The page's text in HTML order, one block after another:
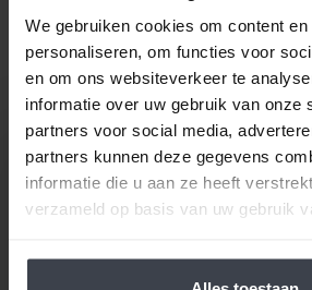
We gebruiken cookies om content
personaliseren, om functies voor
en om ons websiteverkeer te
informatie over uw gebruik van onze
partners voor social media,
partners kunnen deze gegevens
informatie die u aan ze heeft
verzameld op basis van uw gebruik
Gewoon bij u thuis, voor een
Spuitwerken prijs.
9.8 / 10 116 reviews